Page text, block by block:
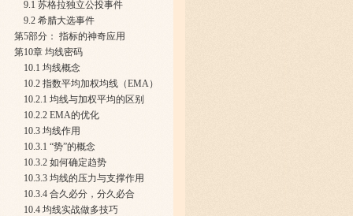
9.1 苏格拉独立公投事件
9.2 希腊大选事件
第5部分： 指标的神奇应用
第10章 均线密码
10.1 均线概念
10.2 指数平均加权均线（EMA）
10.2.1 均线与加权平均的区别
10.2.2 EMA的优化
10.3 均线作用
10.3.1 “势”的概念
10.3.2 如何确定趋势
10.3.3 均线的压力与支撑作用
10.3.4 合久必分，分久必合
10.4 均线实战做多技巧